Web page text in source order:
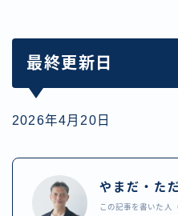
最終更新日
2026年4月20日
やまだ・た
この記事を書いた人